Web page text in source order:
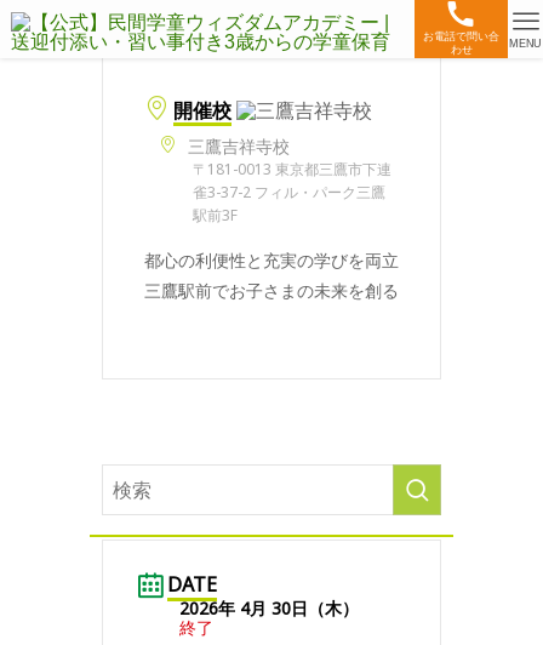
お電話で問い合
わせ
MENU
開催校
三鷹吉祥寺校
〒181-0013 東京都三鷹市下連
雀3-37-2 フィル・パーク三鷹
駅前3F
都心の利便性と充実の学びを両立
三鷹駅前でお子さまの未来を創る
DATE
2026年 4月 30日（木）
終了